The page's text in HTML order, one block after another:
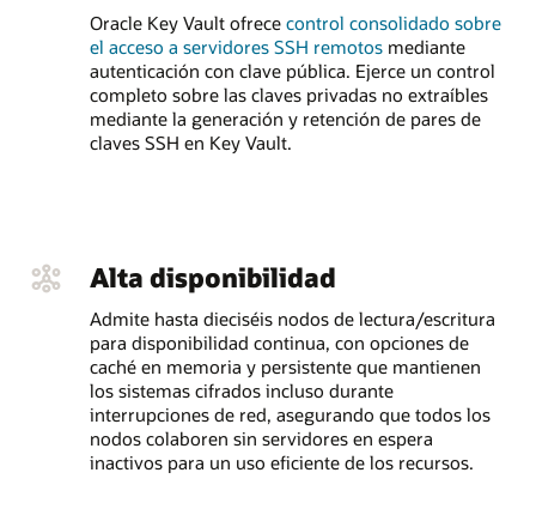
Oracle Key Vault ofrece control consolidado sobre
el acceso a servidores SSH remotosmediante
autenticación con clave pública. Ejerce un control
completo sobre las claves privadas no extraíbles
mediante la generación y retención de pares de
claves SSH en Key Vault.
Alta disponibilidad
Admite hasta dieciséis nodos de lectura/escritura
para disponibilidad continua, con opciones de
caché en memoria y persistente que mantienen
los sistemas cifrados incluso durante
interrupciones de red, asegurando que todos los
nodos colaboren sin servidores en espera
inactivos para un uso eficiente de los recursos.